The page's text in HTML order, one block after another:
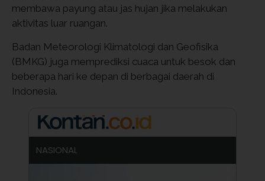
membawa payung atau jas hujan jika melakukan
aktivitas luar ruangan.
Badan Meteorologi Klimatologi dan Geofisika
(BMKG) juga memprediksi cuaca untuk besok dan
beberapa hari ke depan di berbagai daerah di
Indonesia.
NASIONAL